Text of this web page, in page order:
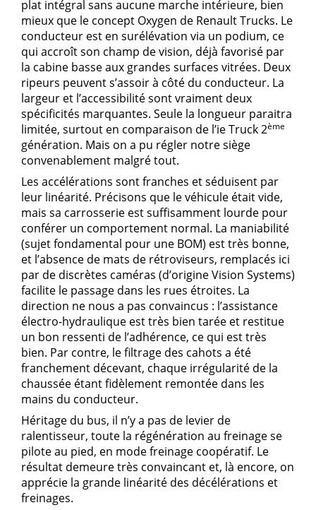
plat intégral sans aucune marche intérieure, bien
mieux que le concept Oxygen de Renault Trucks. Le
conducteur est en surélévation via un podium, ce
qui accroît son champ de vision, déjà favorisé par
la cabine basse aux grandes surfaces vitrées. Deux
ripeurs peuvent s’assoir à côté du conducteur. La
largeur et l’accessibilité sont vraiment deux
spécificités marquantes. Seule la longueur paraitra
limitée, surtout en comparaison de l’ie Truck 2ème
génération. Mais on a pu régler notre siège
convenablement malgré tout.
Les accélérations sont franches et séduisent par
leur linéarité. Précisons que le véhicule était vide,
mais sa carrosserie est suffisamment lourde pour
conférer un comportement normal. La maniabilité
(sujet fondamental pour une BOM) est très bonne,
et l’absence de mats de rétroviseurs, remplacés ici
par de discrètes caméras (d’origine Vision Systems)
facilite le passage dans les rues étroites. La
direction ne nous a pas convaincus : l’assistance
électro-hydraulique est très bien tarée et restitue
un bon ressenti de l’adhérence, ce qui est très
bien. Par contre, le filtrage des cahots a été
franchement décevant, chaque irrégularité de la
chaussée étant fidèlement remontée dans les
mains du conducteur.
Héritage du bus, il n’y a pas de levier de
ralentisseur, toute la régénération au freinage se
pilote au pied, en mode freinage coopératif. Le
résultat demeure très convaincant et, là encore, on
apprécie la grande linéarité des décélérations et
freinages.